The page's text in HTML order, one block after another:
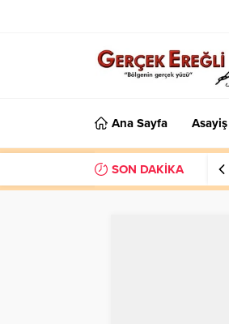
Ana Sayfa Asayiş
SON DAKİKA